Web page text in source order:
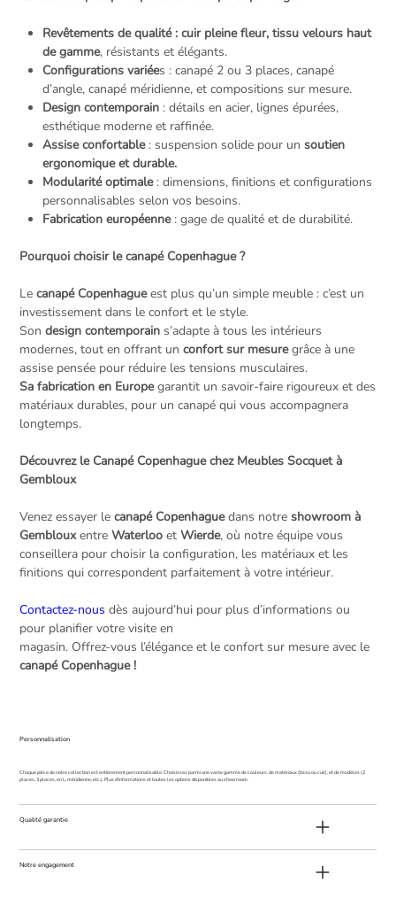
Revêtements de qualité : cuir pleine fleur, tissu velours haut
de gamme, résistants et élégants.
Configurations variées : canapé 2 ou 3 places, canapé
d’angle, canapé méridienne, et compositions sur mesure.
Design contemporain : détails en acier, lignes épurées,
esthétique moderne et raffinée.
Assise confortable: suspension solide pour un soutien
ergonomique et durable.
Modularité optimale: dimensions, finitions et configurations
personnalisables selon vos besoins.
Fabrication européenne : gage de qualité et de durabilité.
Pourquoi choisir le canapé Copenhague ?
Lecanapé Copenhagueest plus qu’un simple meuble : c’est un
investissement dans le confort et le style.
Sondesign contemporain s’adapte à tous les intérieurs
modernes, tout en offrant unconfort sur mesuregrâce à une
assise pensée pour réduire les tensions musculaires.
Sa fabrication en Europegarantit un savoir-faire rigoureux et des
matériaux durables, pour un canapé qui vous accompagnera
longtemps.
Découvrez le Canapé Copenhague chez Meubles Socquet à
Gembloux
Venez essayer lecanapé Copenhaguedans notreshowroom à
Gemblouxentre Waterlooet Wierde, où notre équipe vous
conseillera pour choisir la configuration, les matériaux et les
finitions qui correspondent parfaitement à votre intérieur.
Contactez-nous dès aujourd’hui pour plus d’informations ou
pour planifier votre visite en
magasin. Offrez-vous l’élégance et le confort sur mesure avec le
canapé Copenhague !
Personnalisation
Chaque pièce de notre collection est entièrement personnalisable. Choisissez parmi une vaste gamme de couleurs, de matériaux (tissu ou cuir), et de modèles (2
places, 3 places, en L, méridienne, etc.). Plus d'informations et toutes les options disponibles au showroom.
Qualité garantie
Notre engagement